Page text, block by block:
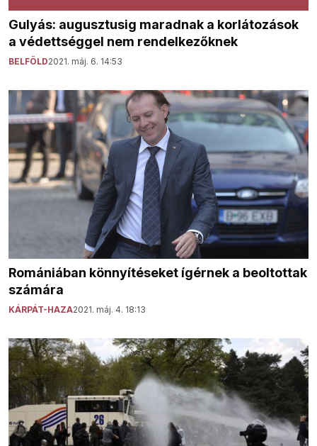
Gulyás: augusztusig maradnak a korlátozások
a védettséggel nem rendelkezőknek
BELFÖLD2021. máj. 6. 14:53
Romániában könnyítéseket ígérnek a beoltottak
számára
KÁRPÁT-HAZA2021. máj. 4. 18:13